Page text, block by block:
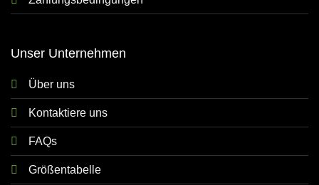
Unser Unternehmen
Über uns
Kontaktiere uns
FAQs
Größentabelle